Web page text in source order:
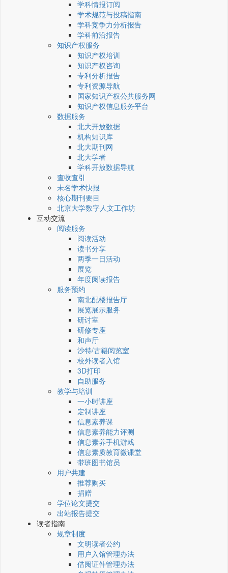
学科情报订阅
学术规范与投稿指南
学科竞争力分析报告
学科前沿报告
知识产权服务
知识产权培训
知识产权咨询
专利分析报告
专利资源导航
国家知识产权公共服务网
知识产权信息服务平台
数据服务
北大开放数据
机构知识库
北大期刊网
北大学者
学科开放数据导航
查收查引
未名学术快报
核心期刊要目
北京大学数字人文工作坊
互动交流
阅读服务
阅读活动
读书分享
两季一日活动
展览
年度阅读报告
服务预约
南北配楼报告厅
展览展示服务
研讨室
研修专座
和声厅
沙特/古籍阅览室
校外读者入馆
3D打印
自助服务
教学与培训
一小时讲座
定制讲座
信息素养课
信息素养能力评测
信息素养手机游戏
信息素质教育微课堂
带班图书馆员
用户共建
推荐购买
捐赠
学位论文提交
出站报告提交
读者指南
规章制度
文明读者公约
用户入馆管理办法
借阅证件管理办法